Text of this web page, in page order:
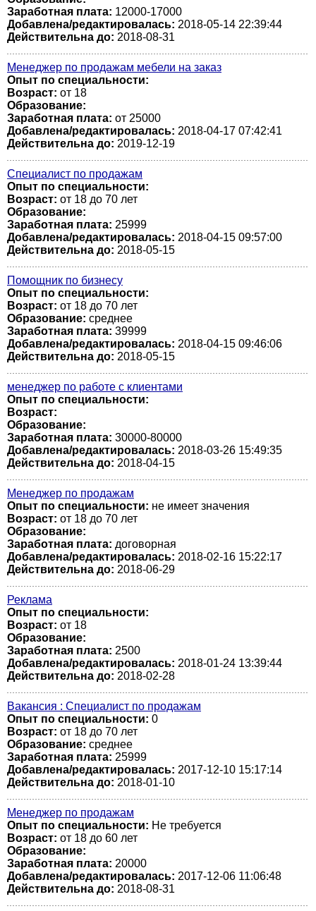
Заработная плата: 12000-17000
Добавлена/редактировалась: 2018-05-14 22:39:44
Действительна до: 2018-08-31
Менеджер по продажам мебели на заказ
Опыт по специальности:
Возраст: от 18
Образование:
Заработная плата: от 25000
Добавлена/редактировалась: 2018-04-17 07:42:41
Действительна до: 2019-12-19
Специалист по продажам
Опыт по специальности:
Возраст: от 18 до 70 лет
Образование:
Заработная плата: 25999
Добавлена/редактировалась: 2018-04-15 09:57:00
Действительна до: 2018-05-15
Помощник по бизнесу
Опыт по специальности:
Возраст: от 18 до 70 лет
Образование: среднее
Заработная плата: 39999
Добавлена/редактировалась: 2018-04-15 09:46:06
Действительна до: 2018-05-15
менеджер по работе с клиентами
Опыт по специальности:
Возраст:
Образование:
Заработная плата: 30000-80000
Добавлена/редактировалась: 2018-03-26 15:49:35
Действительна до: 2018-04-15
Менеджер по продажам
Опыт по специальности: не имеет значения
Возраст: от 18 до 70 лет
Образование:
Заработная плата: договорная
Добавлена/редактировалась: 2018-02-16 15:22:17
Действительна до: 2018-06-29
Реклама
Опыт по специальности:
Возраст: от 18
Образование:
Заработная плата: 2500
Добавлена/редактировалась: 2018-01-24 13:39:44
Действительна до: 2018-02-28
Вакансия : Специалист по продажам
Опыт по специальности: 0
Возраст: от 18 до 70 лет
Образование: среднее
Заработная плата: 25999
Добавлена/редактировалась: 2017-12-10 15:17:14
Действительна до: 2018-01-10
Менеджер по продажам
Опыт по специальности: Не требуется
Возраст: от 18 до 60 лет
Образование:
Заработная плата: 20000
Добавлена/редактировалась: 2017-12-06 11:06:48
Действительна до: 2018-08-31